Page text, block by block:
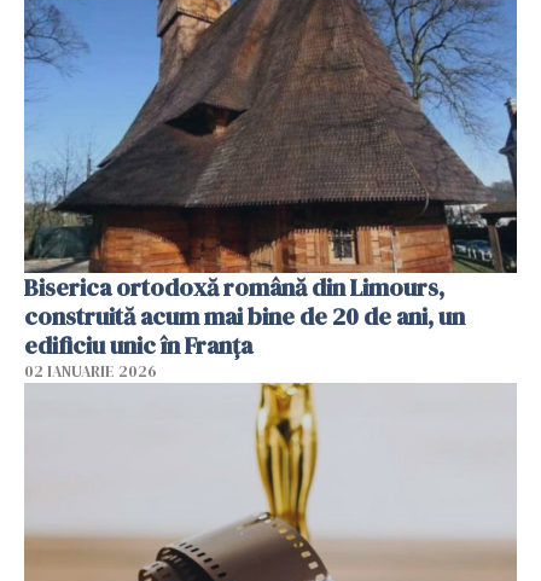
Biserica ortodoxă română din Limours,
construită acum mai bine de 20 de ani, un
edificiu unic în Franţa
02 IANUARIE 2026